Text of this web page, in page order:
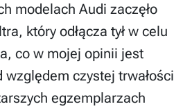
modelach Audi zaczęło
który odłącza tył w celu
co w mojej opinii jest
czystej trwałości
egzemplarzach